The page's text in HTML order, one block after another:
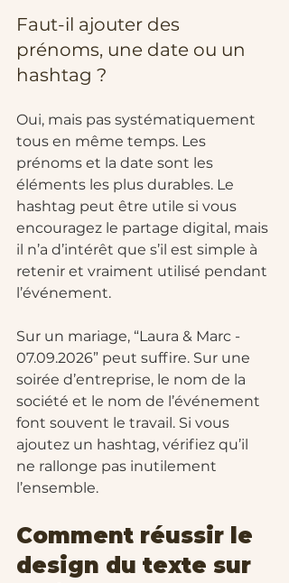
Faut-il ajouter des
prénoms, une date ou un
hashtag ?
Oui, mais pas systématiquement
tous en même temps. Les
prénoms et la date sont les
éléments les plus durables. Le
hashtag peut être utile si vous
encouragez le partage digital, mais
il n’a d’intérêt que s’il est simple à
retenir et vraiment utilisé pendant
l’événement.
Sur un mariage, “Laura & Marc -
07.09.2026” peut suffire. Sur une
soirée d’entreprise, le nom de la
société et le nom de l’événement
font souvent le travail. Si vous
ajoutez un hashtag, vérifiez qu’il
ne rallonge pas inutilement
l’ensemble.
Comment réussir le
design du texte sur